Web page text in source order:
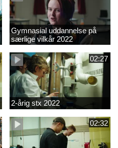
Gymnasial uddannelse på
særlige vilkår 2022
02:27
2-årig stx 2022
02:32